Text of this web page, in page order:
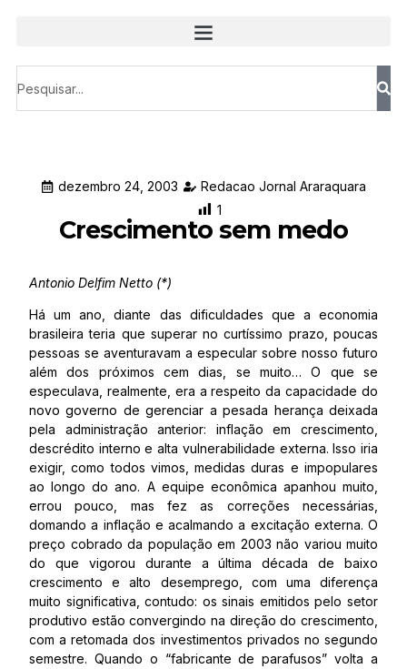
dezembro 24, 2003
Redacao Jornal Araraquara
1
Crescimento sem medo
Antonio Delfim Netto (*)
Há um ano, diante das dificuldades que a economia
brasileira teria que superar no curtíssimo prazo, poucas
pessoas se aventuravam a especular sobre nosso futuro
além dos próximos cem dias, se muito… O que se
especulava, realmente, era a respeito da capacidade do
novo governo de gerenciar a pesada herança deixada
pela administração anterior: inflação em crescimento,
descrédito interno e alta vulnerabilidade externa. Isso iria
exigir, como todos vimos, medidas duras e impopulares
ao longo do ano. A equipe econômica apanhou muito,
errou pouco, mas fez as correções necessárias,
domando a inflação e acalmando a excitação externa. O
preço cobrado da população em 2003 não variou muito
do que vigorou durante a última década de baixo
crescimento e alto desemprego, com uma diferença
muito significativa, contudo: os sinais emitidos pelo setor
produtivo estão convergindo na direção do crescimento,
com a retomada dos investimentos privados no segundo
semestre. Quando o “fabricante de parafusos” volta a